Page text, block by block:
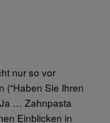
nur so vor
(“Haben Sie Ihren
… Zahnpasta
Einblicken in